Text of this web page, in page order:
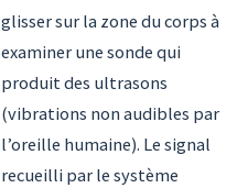
glisser sur la zone du corps à
examiner une sonde qui
produit des ultrasons
(vibrations non audibles par
l’oreille humaine). Le signal
recueilli par le système